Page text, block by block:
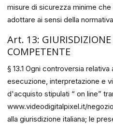
misure di sicurezza minime
adottare ai sensi della
Art. 13: GIURISDIZIONE
COMPETENTE
§ 13.1 Ogni controversia relativa
esecuzione, interpretazione e
d'acquisto stipulati “ on line”
www.videodigitalpixel.it/
alla giurisdizione italiana; le